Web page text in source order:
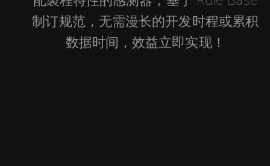
制订规范，无需漫长的开发时程或累积
数据时间，效益立即实现！